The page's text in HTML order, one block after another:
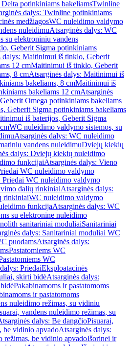
potinkiniams bakeliamsTwinline
dalys: Twinline potinkiniams
medžiagosWC nuleidimo valdymo
nuleidimuAtsarginės dalys: WC
su elektroniniu vandens
Geberit Sigma potinkiniams
dalys: Maitinimui iš tinklo, Geberit
12 cmMaitinimui iš tinklo, Geberit
8 cmAtsarginės dalys: Maitinimui iš
bakeliams, 8 cmMaitinimui iš
bakeliams 12 cmAtsarginės
Omega potinkiniams bakeliams
Geberit Sigma potinkiniams bakeliams
iš baterijos, Geberit Sigma
WC nuleidimo valdymo sistemos, su
Atsarginės dalys: WC nuleidimo
vandens nuleidimuDviejų kiekių
dalys: Dviejų kiekių nuleidimo
funkcijaiAtsarginės dalys: Vieno
WC nuleidimo valdymo
Priedai WC nuleidimo valdymo
dalių rinkiniaiAtsarginės dalys:
rinkiniaiWC nuleidimo valdymo
funkcijaAtsarginės dalys: WC
su elektronine nuleidimo
sanitariniai moduliaiSanitariniai
dalys: Sanitariniai moduliai WC
puodamsAtsarginės dalys:
Pastatomiems WC
WC
PriedaiEksploatacinės
skirti bidėAtsarginės dalys:
Pakabinamoms ir pastatomoms
ir pastatomoms
nuleidimo režimas, su vidiniu
vandens nuleidimo režimas, su
dalys: Be dangčioPisuarai,
be vidinio apvadoAtsarginės dalys:
režimas, be vidinio apvadoIšorinei ir